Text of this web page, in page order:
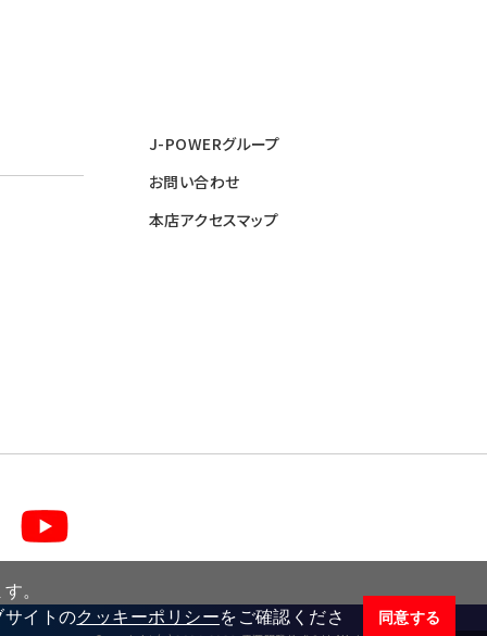
。
サイトのクッキーポリシーをご確認くださ 同意する
J-POWERグループ
お問い合わせ
本店アクセスマップ